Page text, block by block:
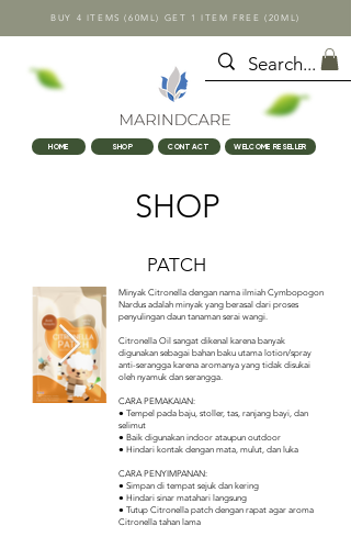
BUY 4 ITEMS (60ML) GET 1 ITEM FREE (20ML)
HOME SHOP CONTACT WELCOME RESELLER
SHOP
PATCH
Minyak Citronella dengan nama ilmiah Cymbopogon
Nardus adalah minyak yang berasal dari proses
penyulingan daun tanaman serai wangi.
Citronella Oil sangat dikenal karena banyak
digunakan sebagai bahan baku utama lotion/spray
anti-serangga karena aromanya yang tidak disukai
oleh nyamuk dan serangga.
CARA PEMAKAIAN:
● Tempel pada baju, stoller, tas, ranjang bayi, dan
selimut
● Baik digunakan indoor ataupun outdoor
● Hindari kontak dengan mata, mulut, dan luka
CARA PENYIMPANAN:
● Simpan di tempat sejuk dan kering
● Hindari sinar matahari langsung
● Tutup Citronella patch dengan rapat agar aroma
Citronella tahan lama